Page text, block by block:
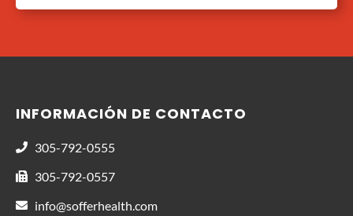
INFORMACIÓN DE CONTACTO
305-792-0555
305-792-0557
info@sofferhealth.com